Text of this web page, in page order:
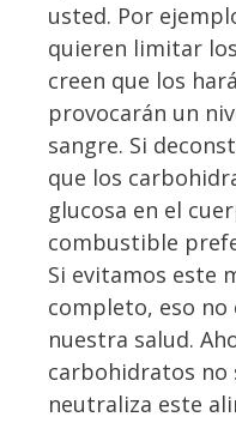
usted. Por
quieren limitar
creen que los
provocarán un
sangre. Si
que los
glucosa en el
combustible
Si evitamos este
completo, eso no
nuestra salud.
carbohidratos no
neutraliza este